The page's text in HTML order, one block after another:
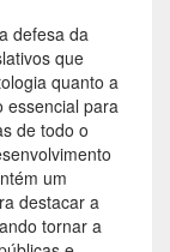
defesa da
que
quanto a
essencial para
de todo o
um
destacar a
tornar a